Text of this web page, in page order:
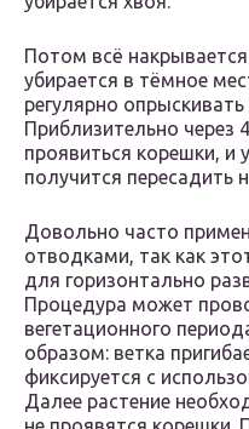
Потом всё
убирается в тёмное
регулярно
Приблизительно через
проявиться корешки,
получится пересадить
Довольно часто
отводками, так как
для горизонтально
Процедура может
вегетационного
образом: ветка
фиксируется с
Далее растение